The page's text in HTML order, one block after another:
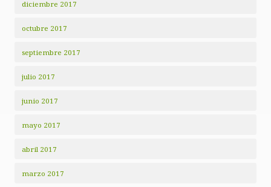
diciembre 2017
octubre 2017
septiembre 2017
julio 2017
junio 2017
mayo 2017
abril 2017
marzo 2017